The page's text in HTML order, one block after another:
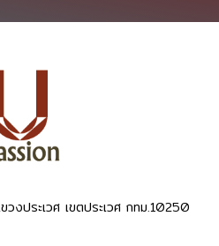
งประเวศ เขตประเวศ กทม.10250